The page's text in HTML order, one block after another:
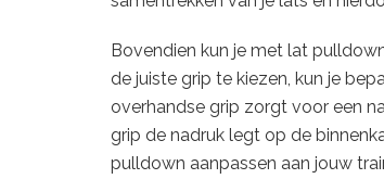
Bovendien kun je met lat
de juiste grip te kiezen, kun je
overhandse grip zorgt voor een
grip de nadruk legt op de
pulldown aanpassen aan jouw